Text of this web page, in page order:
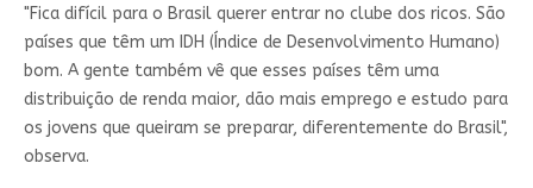
"Fica difícil para o Brasil querer entrar no clube dos ricos. São
países que têm um IDH (Índice de Desenvolvimento Humano)
bom. A gente também vê que esses países têm uma
distribuição de renda maior, dão mais emprego e estudo para
os jovens que queiram se preparar, diferentemente do Brasil",
observa.